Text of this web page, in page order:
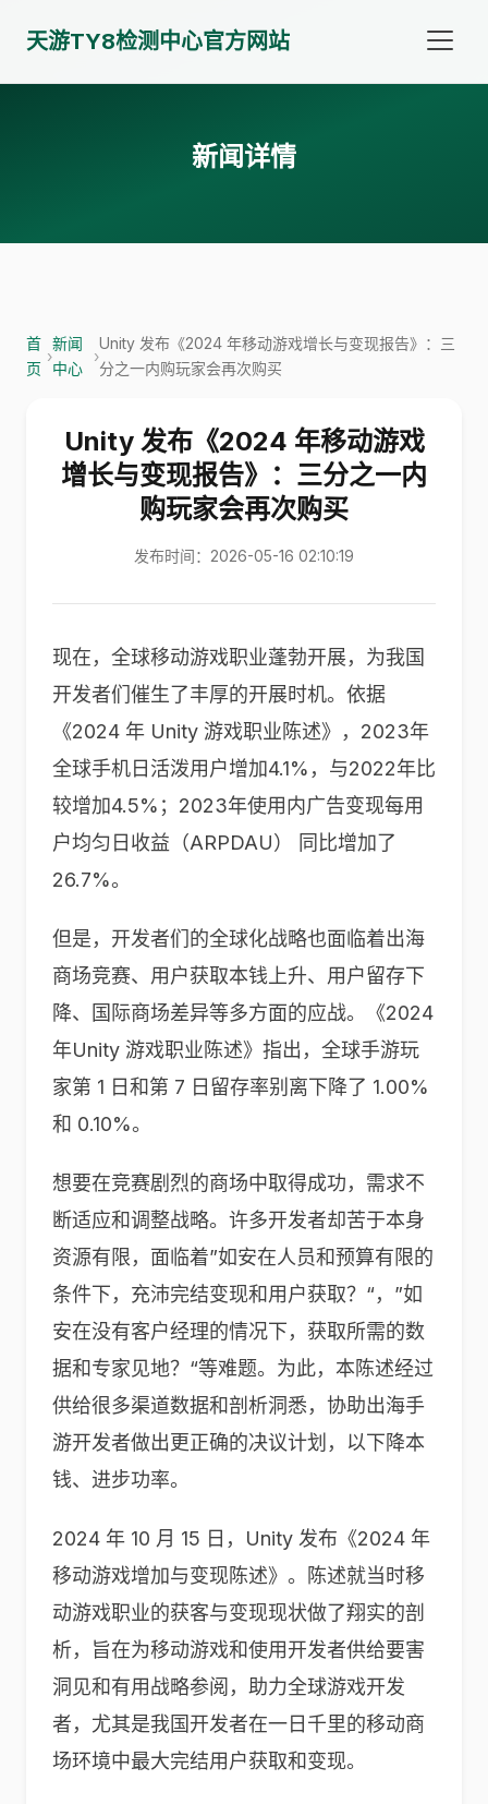
天游TY8检测中心官方网站
新闻详情
首
页
›
新闻
中心
›
Unity 发布《2024 年移动游戏增长与变现报告》：三
分之一内购玩家会再次购买
Unity 发布《2024 年移动游戏
增长与变现报告》：三分之一内
购玩家会再次购买
发布时间：2026-05-16 02:10:19
现在，全球移动游戏职业蓬勃开展，为我国
开发者们催生了丰厚的开展时机。依据
《2024 年 Unity 游戏职业陈述》，2023年
全球手机日活泼用户增加4.1%，与2022年比
较增加4.5%；2023年使用内广告变现每用
户均匀日收益（ARPDAU） 同比增加了
26.7%。
但是，开发者们的全球化战略也面临着出海
商场竞赛、用户获取本钱上升、用户留存下
降、国际商场差异等多方面的应战。《2024
年Unity 游戏职业陈述》指出，全球手游玩
家第 1 日和第 7 日留存率别离下降了 1.00%
和 0.10%。
想要在竞赛剧烈的商场中取得成功，需求不
断适应和调整战略。许多开发者却苦于本身
资源有限，面临着”如安在人员和预算有限的
条件下，充沛完结变现和用户获取？“，”如
安在没有客户经理的情况下，获取所需的数
据和专家见地？“等难题。为此，本陈述经过
供给很多渠道数据和剖析洞悉，协助出海手
游开发者做出更正确的决议计划，以下降本
钱、进步功率。
2024 年 10 月 15 日，Unity 发布《2024 年
移动游戏增加与变现陈述》。陈述就当时移
动游戏职业的获客与变现现状做了翔实的剖
析，旨在为移动游戏和使用开发者供给要害
洞见和有用战略参阅，助力全球游戏开发
者，尤其是我国开发者在一日千里的移动商
场环境中最大完结用户获取和变现。